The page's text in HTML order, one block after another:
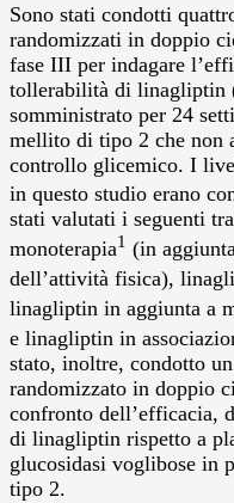
Sono stati condotti
randomizzati in doppio
fase III per indagare
tollerabilità di linagliptin
somministrato per 24
mellito di tipo 2 che non
controllo glicemico. I
in questo studio erano
stati valutati i seguenti
monoterapia1 (in
dell’attività fisica),
linagliptin in aggiunta a
e linagliptin in
stato, inoltre, condotto
randomizzato in doppio
confronto dell’efficacia,
di linagliptin rispetto a
glucosidasi voglibose in
tipo 2.